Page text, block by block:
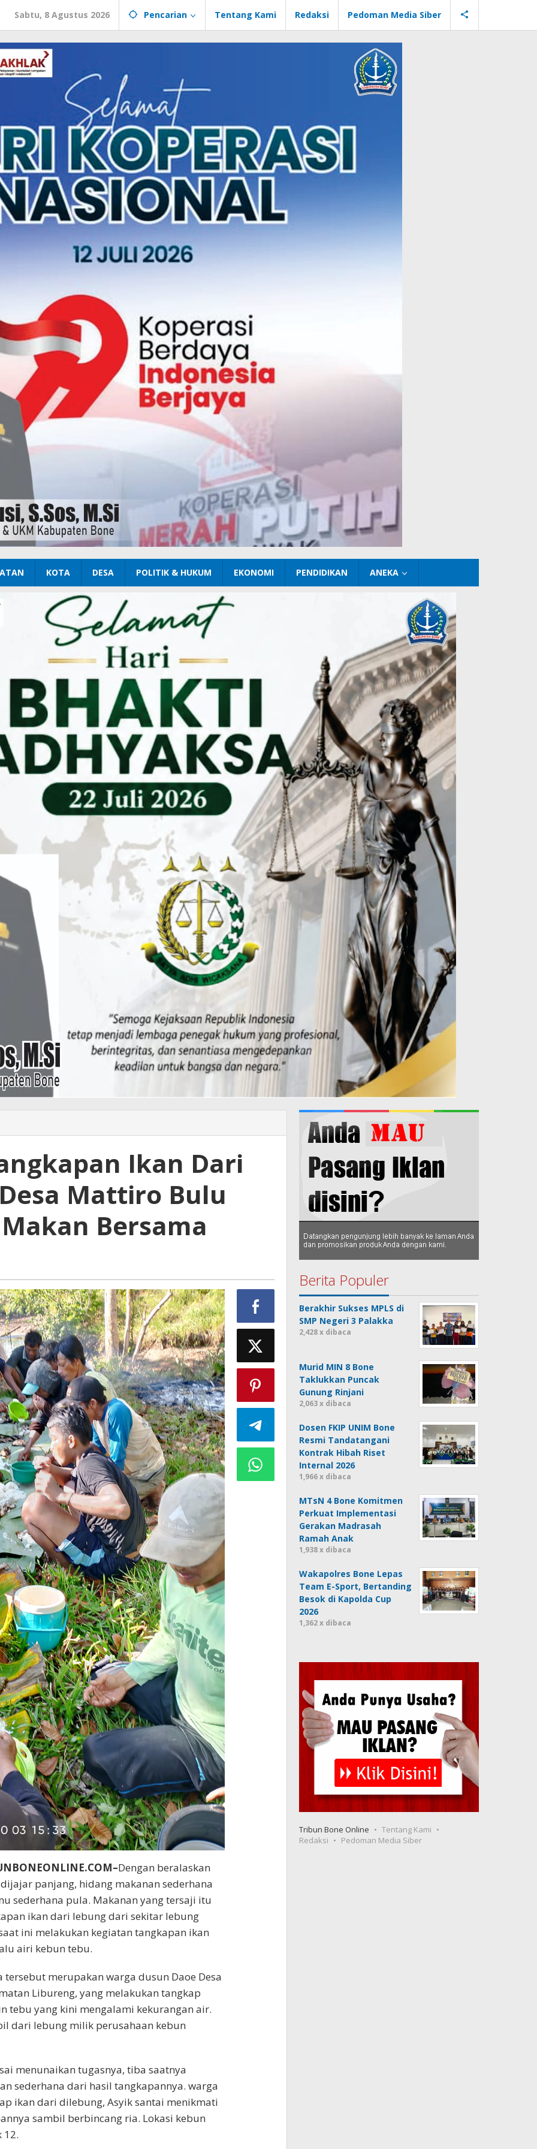
Sabtu, 8 Agustus 2026 Pencarian Tentang Kami Redaksi Pedoman Media Siber
KOTA DESA POLITIK & HUKUM EKONOMI PENDIDIKAN ANEKA
Ikan Dari
Mattiro Bulu
Bersama
Dengan beralaskan
panjang, hidang makanan sederhana
sederhana pula. Makanan yang tersaji itu
ikan dari lebung dari sekitar lebung
ini melakukan kegiatan tangkapan ikan
airi kebun tebu.
tersebut merupakan warga dusun Daoe Desa
Libureng, yang melakukan tangkap
tebu yang kini mengalami kekurangan air.
dari lebung milik perusahaan kebun
menunaikan tugasnya, tiba saatnya
sederhana dari hasil tangkapannya. warga
ikan dari dilebung, Asyik santai menikmati
sambil berbincang ria. Lokasi kebun
12.
Berita Populer
Berakhir Sukses MPLS di
SMP Negeri 3 Palakka
2,428 x dibaca
Murid MIN 8 Bone
Taklukkan Puncak
Gunung Rinjani
2,063 x dibaca
Dosen FKIP UNIM Bone
Resmi Tandatangani
Kontrak Hibah Riset
Internal 2026
1,966 x dibaca
MTsN 4 Bone Komitmen
Perkuat Implementasi
Gerakan Madrasah
Ramah Anak
1,938 x dibaca
Wakapolres Bone Lepas
Team E-Sport, Bertanding
Besok di Kapolda Cup
2026
1,362 x dibaca
Tribun Bone Online
Tentang Kami
Redaksi
Pedoman Media Siber